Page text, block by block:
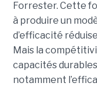
Forrester. Cette
à produire un
d’efficacité
Mais la
capacités
notamment